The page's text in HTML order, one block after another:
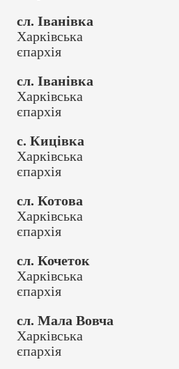
сл. Іванівка
Харківська
єпархія
сл. Іванівка
Харківська
єпархія
с. Кицівка
Харківська
єпархія
сл. Котова
Харківська
єпархія
сл. Кочеток
Харківська
єпархія
сл. Мала Вовча
Харківська
єпархія